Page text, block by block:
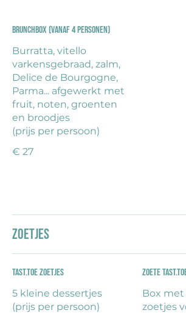
Brunchbox (vanaf 4 personen)
Burratta, vitello
varkensgebraad, zalm,
Delice de Bourgogne,
Parma... afgewerkt met
fruit, noten, groenten
en broodjes
(prijs per persoon)
€ 27
Zoetjes
Tast.toe zoetjes
5 kleine dessertjes
(prijs per persoon)
Zoete
Box met
zoetjes